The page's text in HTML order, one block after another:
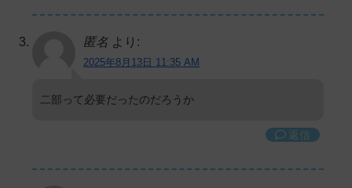
匿名 より:
2025年8月13日 11:35 AM
二部って必要だったのだろうか
返信